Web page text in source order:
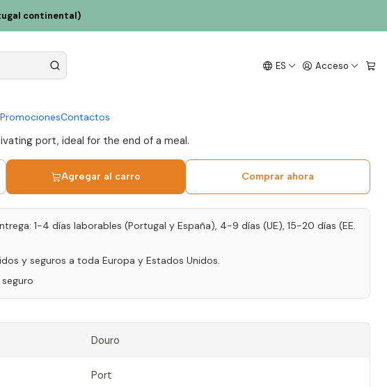
ES Acceso
PromocionesContactos
continental)
dos Ávidagos Porto LBV
port, ideal for the end of a meal.
Agregar al carro Comprar ahora
1-4 días laborables (Portugal y España), 4-9 días (UE), 15-20 días (EE.
y seguros a toda Europa y Estados Unidos.
seguro
Douro
Port